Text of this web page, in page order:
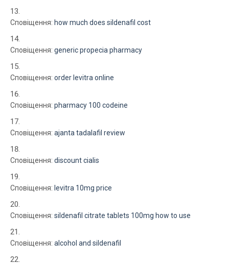
Сповіщення: how much does sildenafil cost
Сповіщення: generic propecia pharmacy
Сповіщення: order levitra online
Сповіщення: pharmacy 100 codeine
Сповіщення: ajanta tadalafil review
Сповіщення: discount cialis
Сповіщення: levitra 10mg price
Сповіщення: sildenafil citrate tablets 100mg how to use
Сповіщення: alcohol and sildenafil